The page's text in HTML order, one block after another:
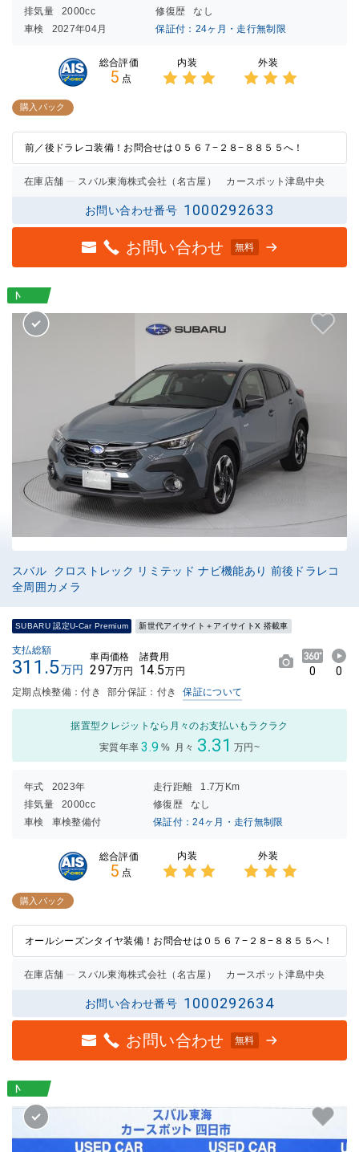
排気量
2000cc 修復歴
なし
車検
2027年04月 保証付：24ヶ月・走行無制限
総合評価
5 点
内装 外装
購入パック
前／後ドラレコ装備！お問合せは０５６７−２８−８８５５へ！
在庫店舗 スバル東海株式会社（名古屋） カースポット津島中央
お問い合わせ番号 1000292633
お問い合わせ 無料
スバル クロストレック リミテッド ナビ機能あり 前後ドラレコ
全周囲カメラ
SUBARU 認定U-Car Premium 新世代アイサイト＋アイサイトX 搭載車
支払総額
311.5万円
車両価格
297万円
諸費用
14.5万円 0 0
定期点検整備：付き 部分保証：付き 保証について
据置型クレジットなら月々のお支払いもラクラク
実質年率 3.9 % 月々 3.31 万円~
年式 2023年 走行距離
1.7万Km
排気量
2000cc 修復歴
なし
車検
車検整備付 保証付：24ヶ月・走行無制限
総合評価
5 点
内装 外装
購入パック
オールシーズンタイヤ装備！お問合せは０５６７−２８−８８５５へ！
在庫店舗 スバル東海株式会社（名古屋） カースポット津島中央
お問い合わせ番号 1000292634
お問い合わせ 無料